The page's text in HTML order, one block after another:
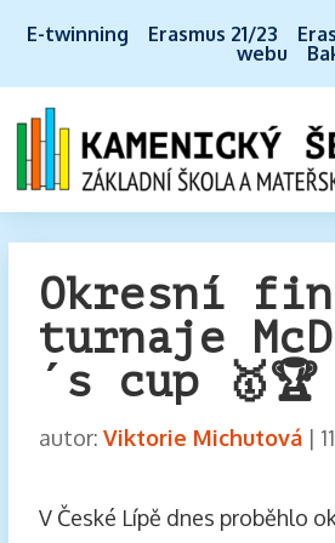
E-twinning Erasmus 21/23
webu
Okresní
turnaje
´s cup 🥇🏆
autor: Viktorie Michutová|
V České Lípě dnes proběhlo